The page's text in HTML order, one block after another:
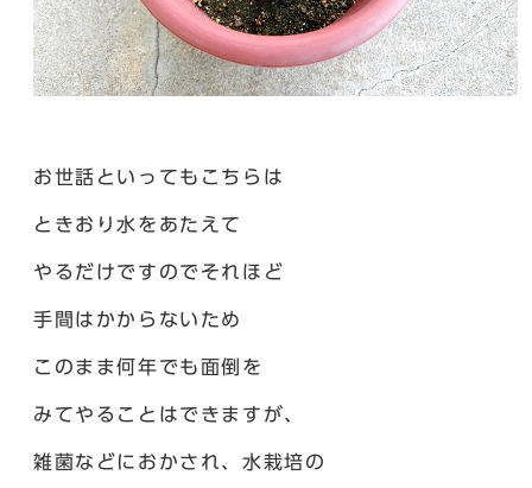
お世話といってもこちらは
ときおり水をあたえて
やるだけですのでそれほど
手間はかからないため
このまま何年でも面倒を
みてやることはできますが、
雑菌などにおかされ、水栽培の